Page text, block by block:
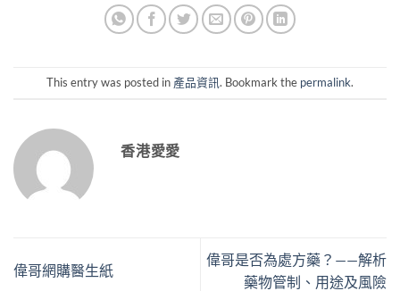
This entry was posted in 產品資訊. Bookmark the permalink.
香港愛愛
偉哥網購醫生紙
偉哥是否為處方藥？——解析
藥物管制、用途及風險